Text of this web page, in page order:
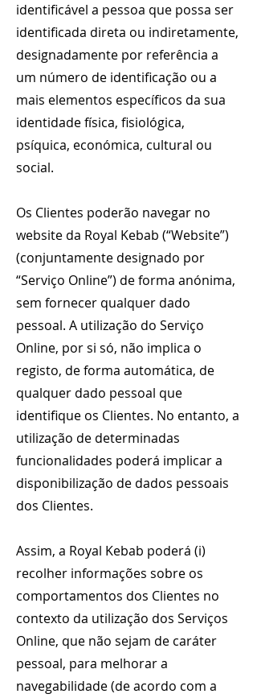
identificável a pessoa que possa ser
identificada direta ou indiretamente,
designadamente por referência a
um número de identificação ou a
mais elementos específicos da sua
identidade física, fisiológica,
psíquica, económica, cultural ou
social.
Os Clientes poderão navegar no
website da Royal Kebab (“Website”)
(conjuntamente designado por
“Serviço Online”) de forma anónima,
sem fornecer qualquer dado
pessoal. A utilização do Serviço
Online, por si só, não implica o
registo, de forma automática, de
qualquer dado pessoal que
identifique os Clientes. No entanto, a
utilização de determinadas
funcionalidades poderá implicar a
disponibilização de dados pessoais
dos Clientes.
Assim, a Royal Kebab poderá (i)
recolher informações sobre os
comportamentos dos Clientes no
contexto da utilização dos Serviços
Online, que não sejam de caráter
pessoal, para melhorar a
navegabilidade (de acordo com a